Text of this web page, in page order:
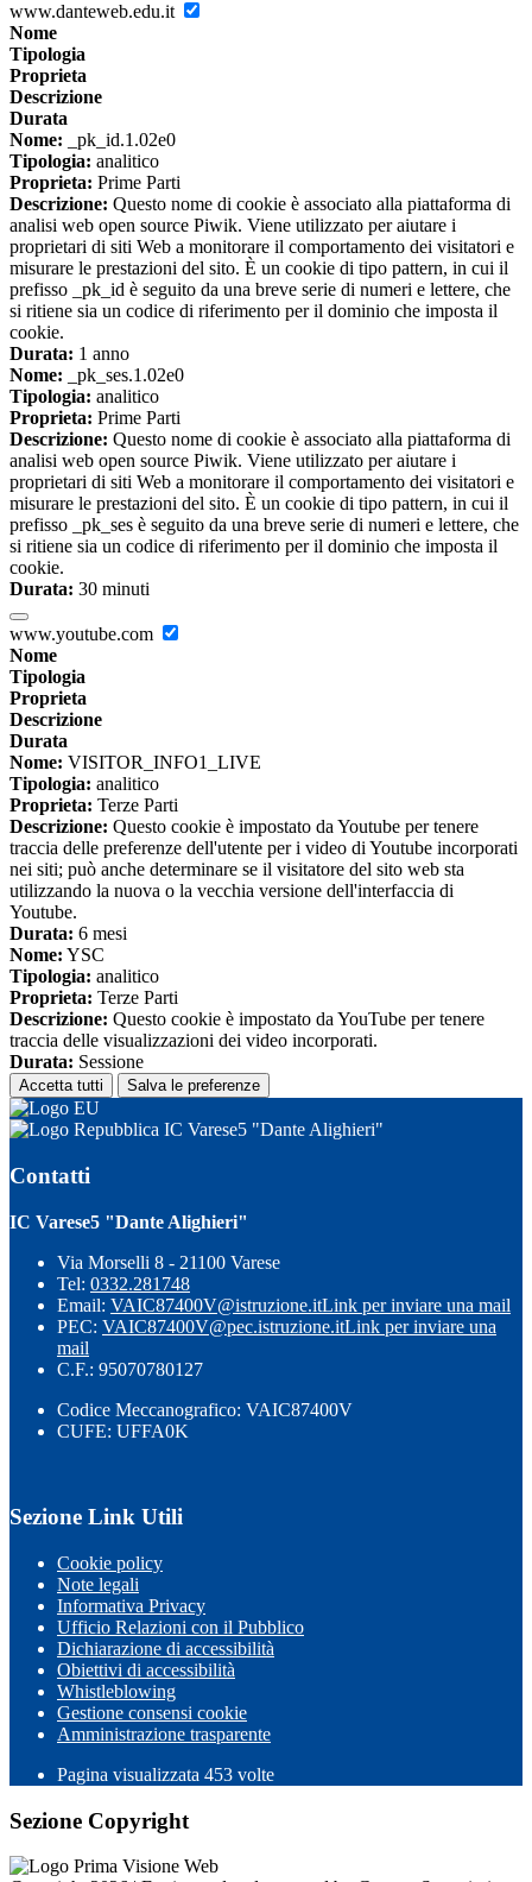
www.danteweb.edu.it
Nome
Tipologia
Proprieta
Descrizione
Durata
Nome: _pk_id.1.02e0
Tipologia: analitico
Proprieta: Prime Parti
Descrizione: Questo nome di cookie è associato alla piattaforma di
analisi web open source Piwik. Viene utilizzato per aiutare i
proprietari di siti Web a monitorare il comportamento dei visitatori e
misurare le prestazioni del sito. È un cookie di tipo pattern, in cui il
prefisso _pk_id è seguito da una breve serie di numeri e lettere, che
si ritiene sia un codice di riferimento per il dominio che imposta il
cookie.
Durata: 1 anno
Nome: _pk_ses.1.02e0
Tipologia: analitico
Proprieta: Prime Parti
Descrizione: Questo nome di cookie è associato alla piattaforma di
analisi web open source Piwik. Viene utilizzato per aiutare i
proprietari di siti Web a monitorare il comportamento dei visitatori e
misurare le prestazioni del sito. È un cookie di tipo pattern, in cui il
prefisso _pk_ses è seguito da una breve serie di numeri e lettere, che
si ritiene sia un codice di riferimento per il dominio che imposta il
cookie.
Durata: 30 minuti
www.youtube.com
Nome
Tipologia
Proprieta
Descrizione
Durata
Nome: VISITOR_INFO1_LIVE
Tipologia: analitico
Proprieta: Terze Parti
Descrizione: Questo cookie è impostato da Youtube per tenere
traccia delle preferenze dell'utente per i video di Youtube incorporati
nei siti; può anche determinare se il visitatore del sito web sta
utilizzando la nuova o la vecchia versione dell'interfaccia di
Youtube.
Durata: 6 mesi
Nome: YSC
Tipologia: analitico
Proprieta: Terze Parti
Descrizione: Questo cookie è impostato da YouTube per tenere
traccia delle visualizzazioni dei video incorporati.
Durata: Sessione
Accetta tutti Salva le preferenze
IC Varese5 "Dante Alighieri"
Contatti
IC Varese5 "Dante Alighieri"
Via Morselli 8 - 21100 Varese
Tel: 0332.281748
Email: VAIC87400V@istruzione.itLink per inviare una mail
PEC: VAIC87400V@pec.istruzione.itLink per inviare una
mail
C.F.: 95070780127
Codice Meccanografico: VAIC87400V
CUFE: UFFA0K
Sezione Link Utili
Cookie policy
Note legali
Informativa Privacy
Ufficio Relazioni con il Pubblico
Dichiarazione di accessibilità
Obiettivi di accessibilità
Whistleblowing
Gestione consensi cookie
Amministrazione trasparente
Pagina visualizzata 453 volte
Sezione Copyright